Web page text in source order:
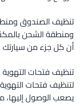
تنظيف الصندوق
ومنطقة الشحن
أن كل جزء من سيارتك
تنظيف فتحات
لتنظيف فتحات
يصعب الوصول إليها،